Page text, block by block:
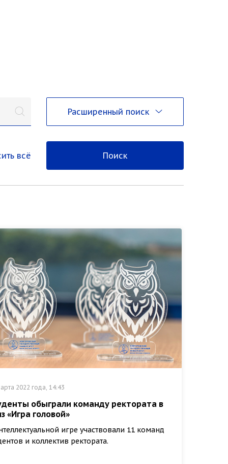
Расширенный поиск
всё
2022 года, 14:43
обыграли команду ректората в
«Игра головой»
игре участвовали 11 команд
и коллектив ректората.